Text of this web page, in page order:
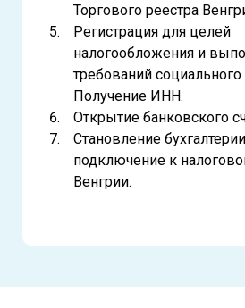
Торгового реестра
Регистрация для целей
налогообложения и
требований социального
Получение ИНН.
Открытие банковского
Становление
подключение к
Венгрии.